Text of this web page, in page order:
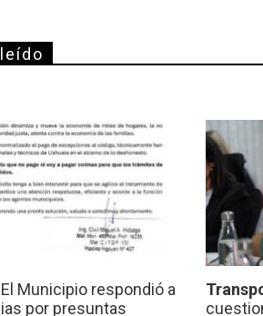
El Municipio respondió a
por presuntas